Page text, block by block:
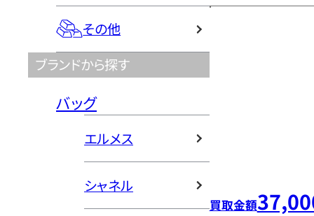
その他
ブランドから探す
バッグ
エルメス
シャネル
買取金額